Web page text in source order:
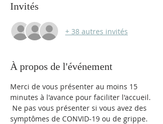
Invités
+ 38 autres invités
À propos de l'événement
Merci de vous présenter au moins 15
minutes à l'avance pour faciliter l'accueil.
Ne pas vous présenter si vous avez des
symptômes de CONVID-19 ou de grippe.